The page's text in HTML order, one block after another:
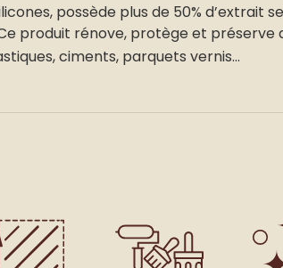
possède plus de 50% d’extrait
produit rénove, protège et préserve
ciments, parquets vernis…